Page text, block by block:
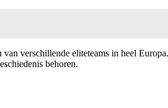
verschillende eliteteams in heel
behoren.